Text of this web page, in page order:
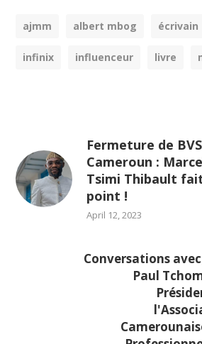
ajmm albert mbog écrivain
infinix influenceur livre
Fermeture de
Cameroun :
Tsimi Thibault
point !
April 12, 2023
Conversations avec
Paul